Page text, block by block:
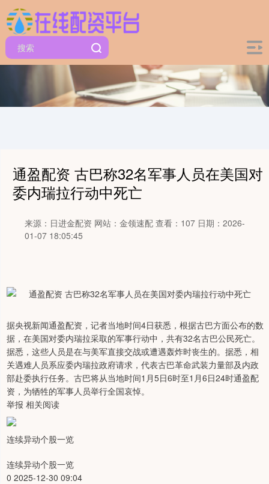
通盈配资 古巴称32名军事人员在美国对
委内瑞拉行动中死亡
来源：日进金配资 网站：金领速配 查看：107 日期：2026-
01-07 18:05:45
据央视新闻通盈配资，记者当地时间4日获悉，根据古巴方面公布的数
据，在美国对委内瑞拉采取的军事行动中，共有32名古巴公民死亡。
据悉，这些人员是在与美军直接交战或遭遇轰炸时丧生的。据悉，相
关遇难人员系应委内瑞拉政府请求，代表古巴革命武装力量部及内政
部赴委执行任务。古巴将从当地时间1月5日6时至1月6日24时通盈配
资，为牺牲的军事人员举行全国哀悼。
举报 相关阅读
连续异动个股一览
连续异动个股一览
0 2025-12-30 09:04